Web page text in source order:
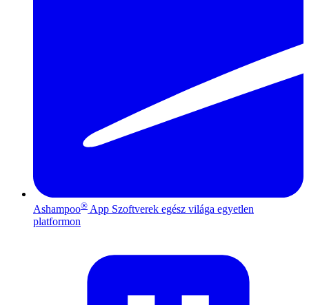
Ashampoo® App Szoftverek egész világa egyetlen
platformon